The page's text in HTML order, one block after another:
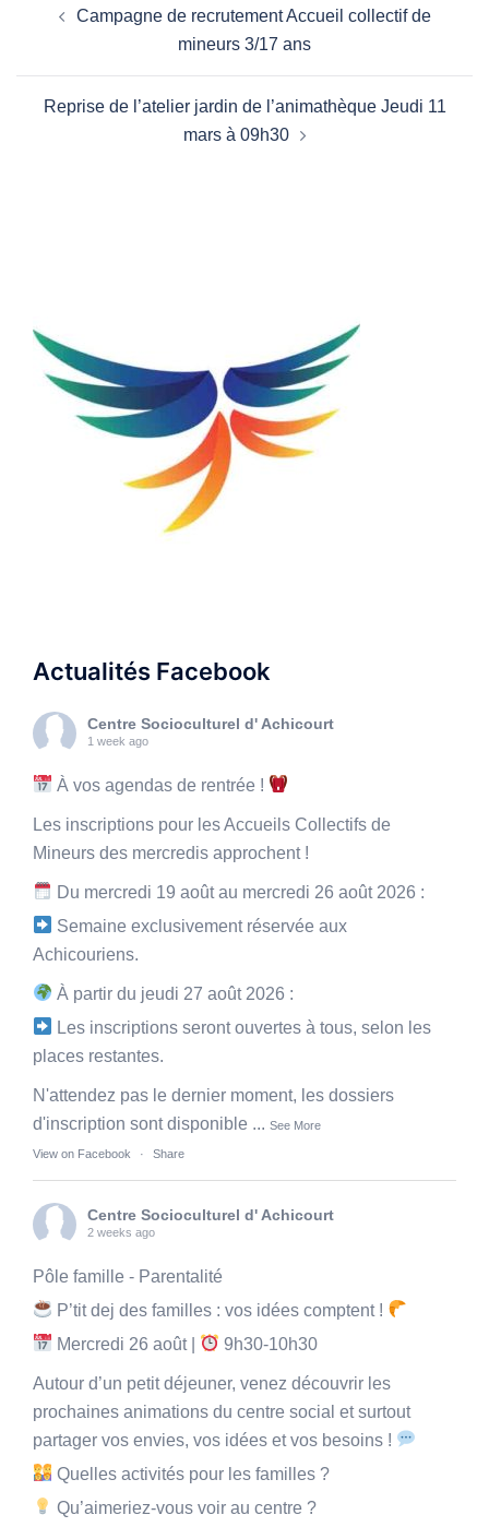
d’articleCampagne de recrutement Accueil collectif de
mineurs 3/17 ans
Reprise de l’atelier jardin de l’animathèque Jeudi 11
mars à 09h30
Actualités Facebook
Centre Socioculturel d' Achicourt
1 week ago
À vos agendas de rentrée !
Les inscriptions pour les Accueils Collectifs de
Mineurs des mercredis approchent !
Du mercredi 19 août au mercredi 26 août 2026 :
Semaine exclusivement réservée aux
Achicouriens.
À partir du jeudi 27 août 2026 :
Les inscriptions seront ouvertes à tous, selon les
places restantes.
N'attendez pas le dernier moment, les dossiers
d'inscription sont disponible ... See More
View on Facebook · Share
Centre Socioculturel d' Achicourt
2 weeks ago
Pôle famille - Parentalité
P’tit dej des familles : vos idées comptent !
Mercredi 26 août |
9h30-10h30
Autour d’un petit déjeuner, venez découvrir les
prochaines animations du centre social et surtout
partager vos envies, vos idées et vos besoins !
Quelles activités pour les familles ?
Qu’aimeriez-vous voir au centre ?